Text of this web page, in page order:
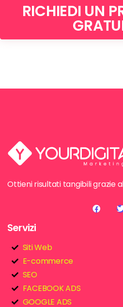
RICHIEDI UN
Ottieni risultati tangibili grazie
Servizi
Siti Web
E-commerce
SEO
FACEBOOK ADS
GOOGLE ADS